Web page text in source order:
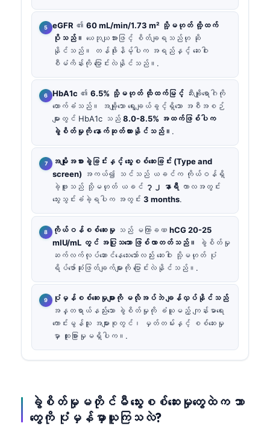
eGFR ၏ 60 mL/min/1.73 m² သို့မဟုတ် ထို့ထက်
ပိုသည်။ ယေဘုယျအားဖြင့် စိတ်ချရသည်ဟု ဆို
နိုင်သည်။ တန်ဖိုးနိမ့်ပါက အရည်နှင့် ဆေးဝါး
စီမံကိန်းကို ပြောင်းလဲနိုင်သည်။.
HbA1c ၏ 6.5% သို့မဟုတ် ထိုထက်မြင့် ဆီးချိုရောဂါကို
ထောက်ခံသည်။ အချို့သော ရွေးချယ်ခွင့်ရှိသော အစီအစဉ်
များတွင် HbA1c သည် 8.0-8.5% အထက်ဖြစ်ပါက
ခွဲစိတ်မှုကို နောက်ဆုတ်ထားနိုင်သည်။ .
အမျိုးအစားခွဲခြင်းနှင့် သွေးစစ်ဆေးခြင်း (Type and
screen) အကယ်၍ သင်သည် ယခင်က ကိုယ်ဝန်ရှိ
ခဲ့ဖူးသည် သို့မဟုတ် ယခင် ၇၂ နာရီ ကာလအတွင်း
သွေးသွင်းခံခဲ့ရပါက အတွင်း 3 months.
ကိုယ်ဝန်စစ်ဆေးမှု သည် မကြာခဏ hCG 20-25
mIU/mL တွင် အပြုသဘော ဖြစ်လာတတ်သည်။
ခွဲစိတ်မှု
ဆက်လက်လုပ်ဆောင်နေသေးသော်လည်း ဆေးဝါး သို့မဟုတ် ပုံ
ရိပ်ဖော်ဆုံးဖြတ်ချက်များကို ပြောင်းလဲနိုင်သည်။.
ပုံမှန်စစ်ဆေးမှုများကို မလိုအပ်ဘဲ ချန်လှပ်နိုင်သည်
အန္တရာယ်နည်းသော ခွဲစိတ်မှုကို ခံယူမည့် ကျန်းမာရေး
ကောင်းမွန်သူ အများစုတွင်၊ မှတ်တမ်းနှင့် စစ်ဆေးမှု
မှာ ထူးခြားမှုမရှိပါက။.
ခွဲစိတ်မှုမတိုင်မီ သွေးစစ်ဆေးမှုတွေထဲက ဘာ
တွေကို ပုံမှန်မှာယူကြသလဲ?